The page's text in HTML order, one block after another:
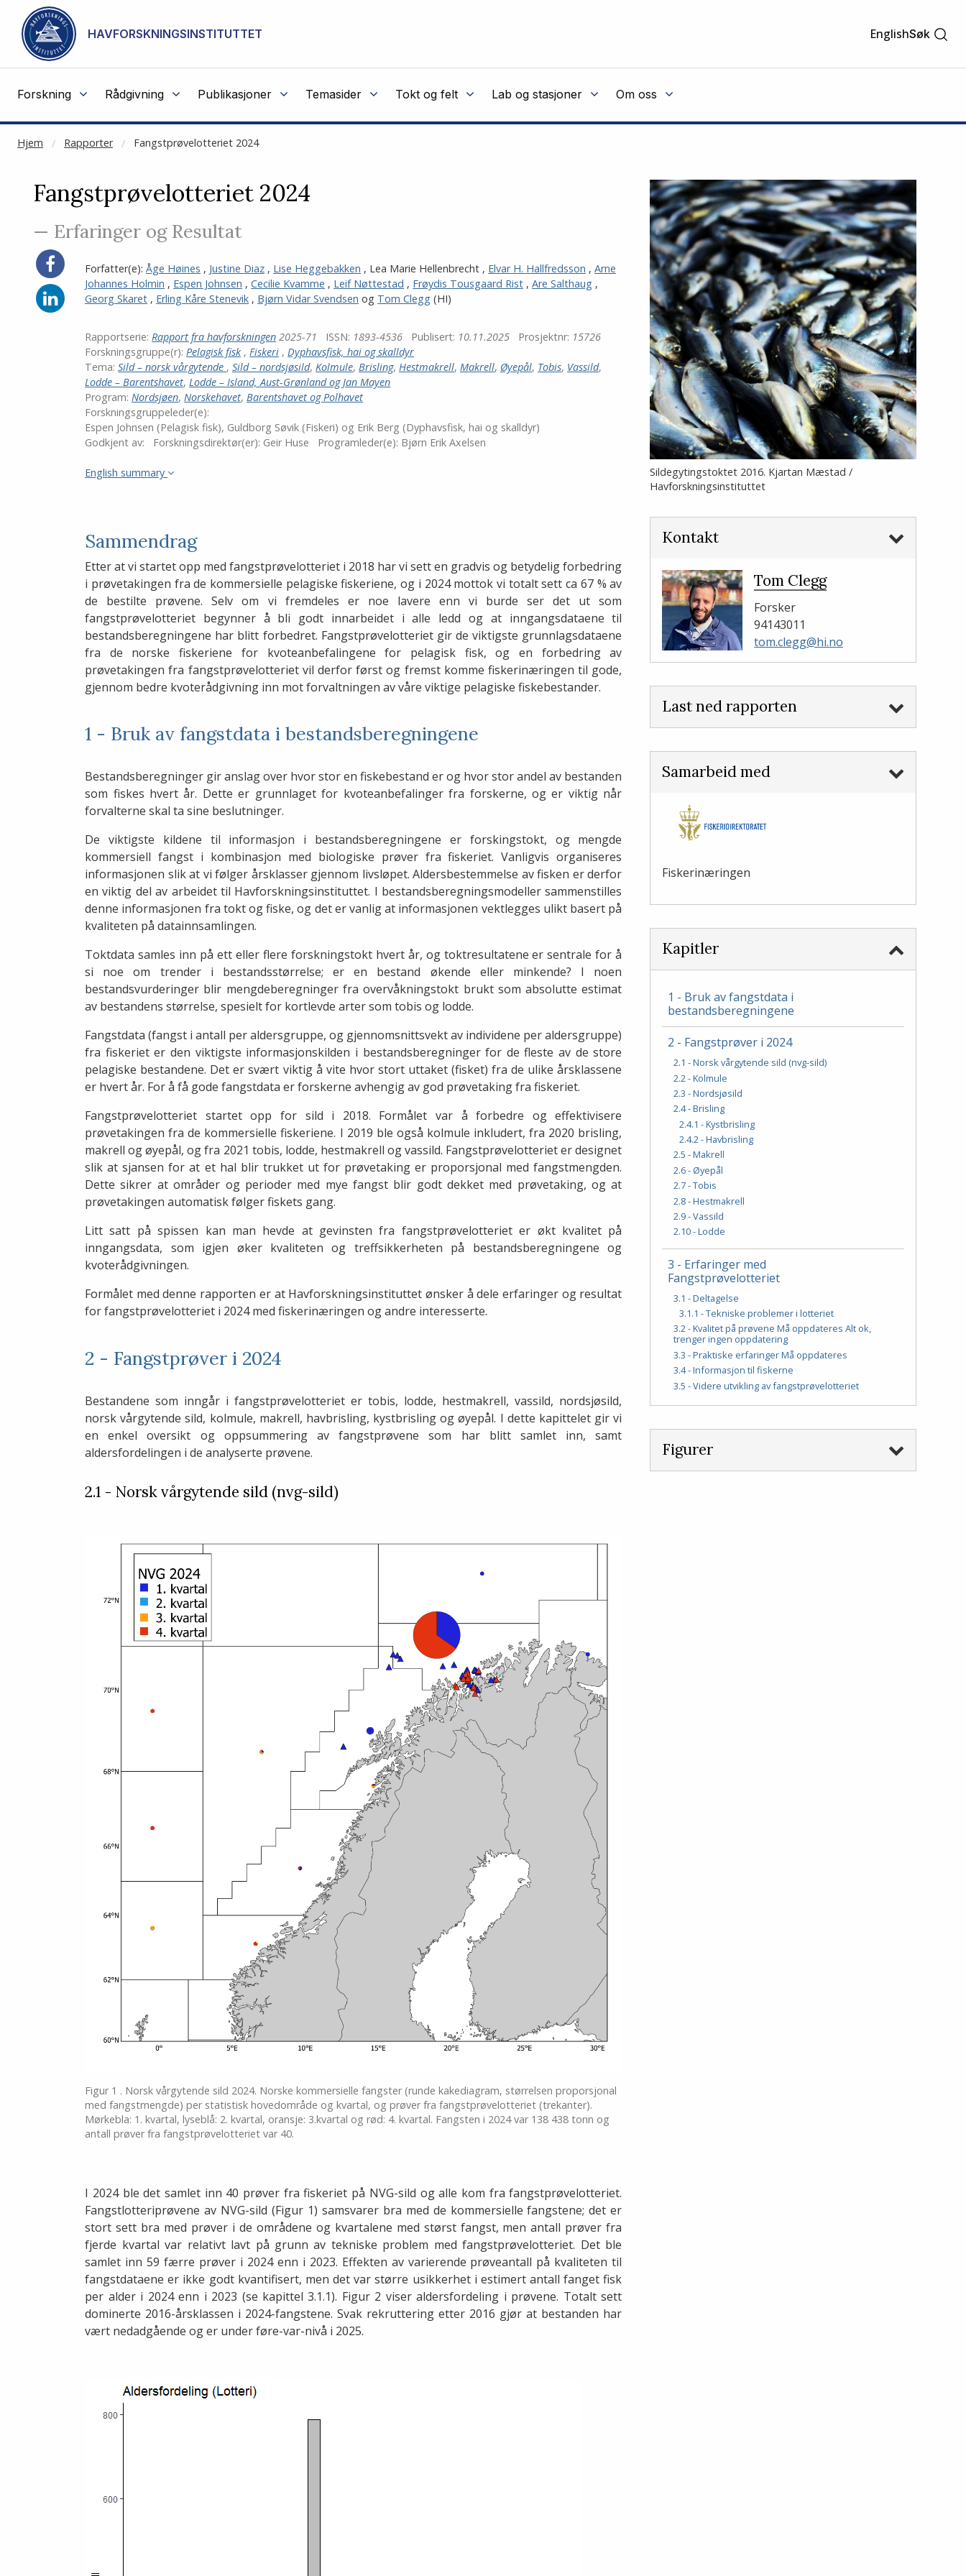
Gå til hovedinnhold
HAVFORSKNINGSINSTITUTTET EnglishSøk
Forskning Rådgivning Publikasjoner Temasider Tokt og felt Lab og stasjoner Om oss
Hjem Rapporter Fangstprøvelotteriet 2024
NOT CACHED
Fangstprøvelotteriet 2024
— Erfaringer og Resultat
Forfatter(e):Åge Høines , Justine Diaz , Lise Heggebakken , Lea Marie Hellenbrecht , Elvar H. Hallfredsson ,Arne
Johannes Holmin , Espen Johnsen ,Cecilie Kvamme , Leif Nøttestad , Frøydis Tousgaard Rist ,Are Salthaug ,
Georg Skaret , Erling Kåre Stenevik , Bjørn Vidar Svendsen og Tom Clegg (HI)
Rapportserie: Rapport fra havforskningen 2025-71 ISSN: 1893-4536 Publisert: 10.11.2025 Prosjektnr: 15726
Forskningsgruppe(r): Pelagisk fisk , Fiskeri , Dyphavsfisk, hai og skalldyr
Tema:Sild – norsk vårgytende ,Sild – nordsjøsild, Kolmule, Brisling, Hestmakrell, Makrell, Øyepål, Tobis, Vassild,
Lodde – Barentshavet, Lodde – Island, Aust-Grønland og Jan Mayen
Program: Nordsjøen, Norskehavet, Barentshavet og Polhavet
Forskningsgruppeleder(e):
Espen Johnsen (Pelagisk fisk), Guldborg Søvik (Fiskeri) og Erik Berg (Dyphavsfisk, hai og skalldyr)
Godkjent av:
Forskningsdirektør(er): Geir Huse Programleder(e): Bjørn Erik Axelsen
English summary
Sammendrag
Etter at vi startet opp med fangstprøvelotteriet i 2018 har vi sett en gradvis og betydelig forbedring
i prøvetakingen fra de kommersielle pelagiske fiskeriene, og i 2024 mottok vi totalt sett ca 67 % av
de bestilte prøvene. Selv om vi fremdeles er noe lavere enn vi burde ser det ut som
fangstprøvelotteriet begynner å bli godt innarbeidet i alle ledd og at inngangsdataene til
bestandsberegningene har blitt forbedret. Fangstprøvelotteriet gir de viktigste grunnlagsdataene
fra de norske fiskeriene for kvoteanbefalingene for pelagisk fisk, og en forbedring av
prøvetakingen fra fangstprøvelotteriet vil derfor først og fremst komme fiskerinæringen til gode,
gjennom bedre kvoterådgivning inn mot forvaltningen av våre viktige pelagiske fiskebestander.
1 - Bruk av fangstdata i bestandsberegningene
Bestandsberegninger gir anslag over hvor stor en fiskebestand er og hvor stor andel av bestanden
som fiskes hvert år. Dette er grunnlaget for kvoteanbefalinger fra forskerne, og er viktig når
forvalterne skal ta sine beslutninger.
De viktigste kildene til informasjon i bestandsberegningene er forskingstokt, og mengde
kommersiell fangst i kombinasjon med biologiske prøver fra fiskeriet. Vanligvis organiseres
informasjonen slik at vi følger årsklasser gjennom livsløpet. Aldersbestemmelse av fisken er derfor
en viktig del av arbeidet til Havforskningsinstituttet. I bestandsberegningsmodeller sammenstilles
denne informasjonen fra tokt og fiske, og det er vanlig at informasjonen vektlegges ulikt basert på
kvaliteten på datainnsamlingen.
Toktdata samles inn på ett eller flere forskningstokt hvert år, og toktresultatene er sentrale for å
si noe om trender i bestandsstørrelse; er en bestand økende eller minkende? I noen
bestandsvurderinger blir mengdeberegninger fra overvåkningstokt brukt som absolutte estimat
av bestandens størrelse, spesielt for kortlevde arter som tobis og lodde.
Fangstdata (fangst i antall per aldersgruppe, og gjennomsnittsvekt av individene per aldersgruppe)
fra fiskeriet er den viktigste informasjonskilden i bestandsberegninger for de fleste av de store
pelagiske bestandene. Det er svært viktig å vite hvor stort uttaket (fisket) fra de ulike årsklassene
er hvert år. For å få gode fangstdata er forskerne avhengig av god prøvetaking fra fiskeriet.
Fangstprøvelotteriet startet opp for sild i 2018. Formålet var å forbedre og effektivisere
prøvetakingen fra de kommersielle fiskeriene. I 2019 ble også kolmule inkludert, fra 2020 brisling,
makrell og øyepål, og fra 2021 tobis, lodde, hestmakrell og vassild. Fangstprøvelotteriet er designet
slik at sjansen for at et hal blir trukket ut for prøvetaking er proporsjonal med fangstmengden.
Dette sikrer at områder og perioder med mye fangst blir godt dekket med prøvetaking, og at
prøvetakingen automatisk følger fiskets gang.
Litt satt på spissen kan man hevde at gevinsten fra fangstprøvelotteriet er økt kvalitet på
inngangsdata, som igjen øker kvaliteten og treffsikkerheten på bestandsberegningene og
kvoterådgivningen.
Formålet med denne rapporten er at Havforskningsinstituttet ønsker å dele erfaringer og resultat
for fangstprøvelotteriet i 2024 med fiskerinæringen og andre interesserte.
2 - Fangstprøver i 2024
Bestandene som inngår i fangstprøvelotteriet er tobis, lodde, hestmakrell, vassild, nordsjøsild,
norsk vårgytende sild, kolmule, makrell, havbrisling, kystbrisling og øyepål. I dette kapittelet gir vi
en enkel oversikt og oppsummering av fangstprøvene som har blitt samlet inn, samt
aldersfordelingen i de analyserte prøvene.
2.1 - Norsk vårgytende sild (nvg-sild)
Figur 1 . Norsk vårgytende sild 2024. Norske kommersielle fangster (runde kakediagram, størrelsen proporsjonal
med fangstmengde) per statistisk hovedområde og kvartal, og prøver fra fangstprøvelotteriet (trekanter).
Mørkebla: 1. kvartal, lyseblå: 2. kvartal, oransje: 3.kvartal og rød: 4. kvartal. Fangsten i 2024 var 138 438 tonn og
antall prøver fra fangstprøvelotteriet var 40.
I 2024 ble det samlet inn 40 prøver fra fiskeriet på NVG-sild og alle kom fra fangstprøvelotteriet.
Fangstlotteriprøvene av NVG-sild (Figur 1) samsvarer bra med de kommersielle fangstene; det er
stort sett bra med prøver i de områdene og kvartalene med størst fangst, men antall prøver fra
fjerde kvartal var relativt lavt på grunn av tekniske problem med fangstprøvelotteriet. Det ble
samlet inn 59 færre prøver i 2024 enn i 2023. Effekten av varierende prøveantall på kvaliteten til
fangstdataene er ikke godt kvantifisert, men det var større usikkerhet i estimert antall fanget fisk
per alder i 2024 enn i 2023 (se kapittel 3.1.1). Figur 2 viser aldersfordeling i prøvene. Totalt sett
dominerte 2016-årsklassen i 2024-fangstene. Svak rekruttering etter 2016 gjør at bestanden har
vært nedadgående og er under føre-var-nivå i 2025.
Del
på
Facebook
Del
på
LinkedIn
Sildegytingstoktet 2016. Kjartan Mæstad /
Havforskningsinstituttet
Kontakt
Tom Clegg
Forsker
94143011
tom.clegg@hi.no
Last ned rapporten
Samarbeid med
Fiskerinæringen
Kapitler
1 - Bruk av fangstdata i
bestandsberegningene
2 - Fangstprøver i 2024
2.1 - Norsk vårgytende sild (nvg-sild)
2.2 - Kolmule
2.3 - Nordsjøsild
2.4 - Brisling
2.4.1 - Kystbrisling
2.4.2 - Havbrisling
2.5 - Makrell
2.6 - Øyepål
2.7 - Tobis
2.8 - Hestmakrell
2.9 - Vassild
2.10 - Lodde
3 - Erfaringer med
Fangstprøvelotteriet
3.1 - Deltagelse
3.1.1 - Tekniske problemer i lotteriet
3.2 - Kvalitet på prøvene Må oppdateres Alt ok,
trenger ingen oppdatering
3.3 - Praktiske erfaringer Må oppdateres
3.4 - Informasjon til fiskerne
3.5 - Videre utvikling av fangstprøvelotteriet
Figurer